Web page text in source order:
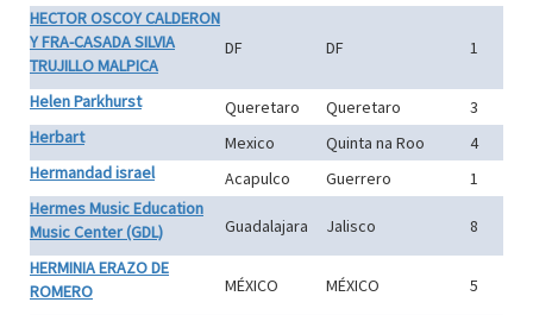
HECTOR OSCOY CALDERON
Y FRA-CASADA SILVIA
TRUJILLO MALPICA
DF DF 1
Helen Parkhurst Queretaro Queretaro
3
Herbart
Mexico Quinta na Roo
4
Hermandad israel
Acapulco Guerrero
1
Hermes Music Education
Music Center (GDL)
Guadalajara Jalisco
8
HERMINIA ERAZO DE
ROMERO
MÉXICO MÉXICO
5